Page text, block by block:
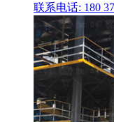
联系电话: 180